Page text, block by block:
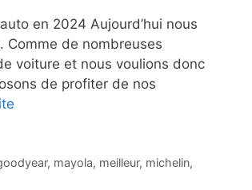
en 2024 Aujourd’hui nous
Comme de nombreuses
voiture et nous voulions donc
de profiter de nos
, mayola, meilleur, michelin,